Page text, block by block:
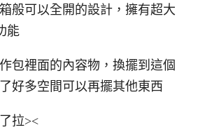
般可以全開的設計，擁有超大
能
包裡面的內容物，換擺到這個
好多空間可以再擺其他東西
拉><